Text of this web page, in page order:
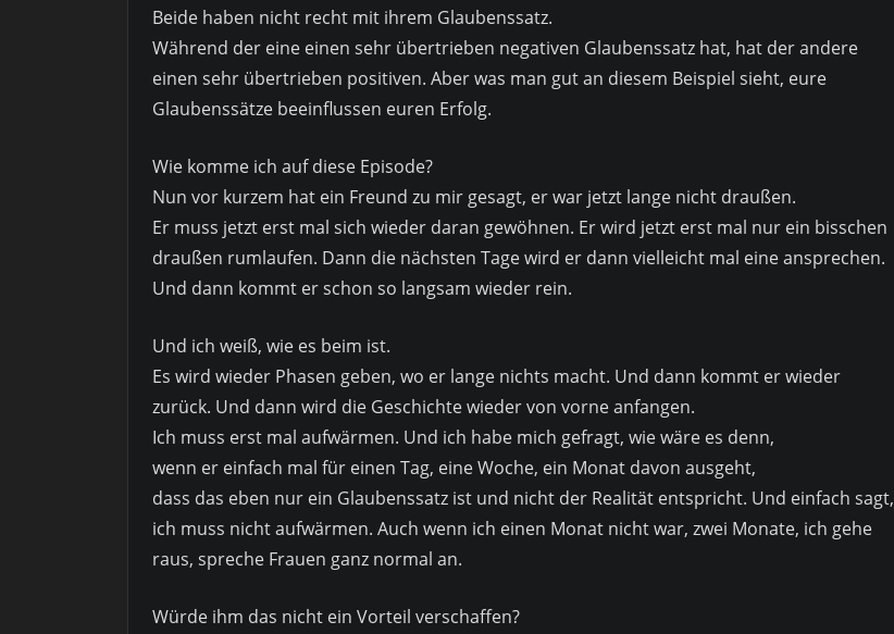
Beide haben nicht recht mit ihrem Glaubenssatz.
Während der eine einen sehr übertrieben negativen Glaubenssatz hat, hat der andere
einen sehr übertrieben positiven. Aber was man gut an diesem Beispiel sieht, eure
Glaubenssätze beeinflussen euren Erfolg.
Wie komme ich auf diese Episode?
Nun vor kurzem hat ein Freund zu mir gesagt, er war jetzt lange nicht draußen.
Er muss jetzt erst mal sich wieder daran gewöhnen. Er wird jetzt erst mal nur ein bisschen
draußen rumlaufen. Dann die nächsten Tage wird er dann vielleicht mal eine ansprechen.
Und dann kommt er schon so langsam wieder rein.
Und ich weiß, wie es beim ist.
Es wird wieder Phasen geben, wo er lange nichts macht. Und dann kommt er wieder
zurück. Und dann wird die Geschichte wieder von vorne anfangen.
Ich muss erst mal aufwärmen. Und ich habe mich gefragt, wie wäre es denn,
wenn er einfach mal für einen Tag, eine Woche, ein Monat davon ausgeht,
dass das eben nur ein Glaubenssatz ist und nicht der Realität entspricht. Und einfach sagt,
ich muss nicht aufwärmen. Auch wenn ich einen Monat nicht war, zwei Monate, ich gehe
raus, spreche Frauen ganz normal an.
Würde ihm das nicht ein Vorteil verschaffen?